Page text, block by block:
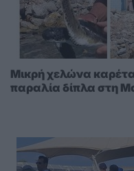
Μικρή χελώνα
παραλία δίπλα στη